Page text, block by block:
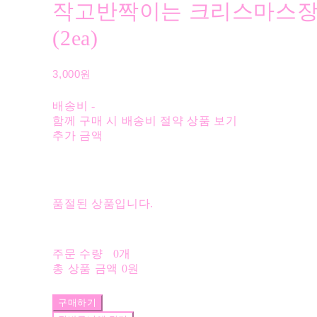
작고반짝이는 크리스마스
(2ea)
3,000원
배송비 -
함께 구매 시 배송비 절약 상품 보기
추가 금액
품절된 상품입니다.
주문 수량
0개
총 상품 금액 0원
구매하기